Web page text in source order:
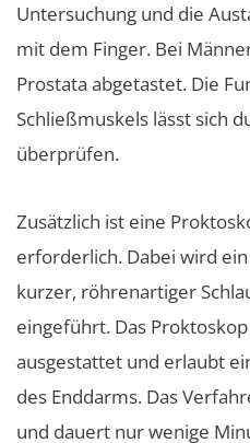
Untersuchung und die
mit dem Finger. Bei
Prostata abgetastet. Die
Schließmuskels lässt sich
überprüfen.
Zusätzlich ist eine
erforderlich. Dabei wird
kurzer, röhrenartiger
eingeführt. Das
ausgestattet und erlaubt
des Enddarms. Das
und dauert nur wenige